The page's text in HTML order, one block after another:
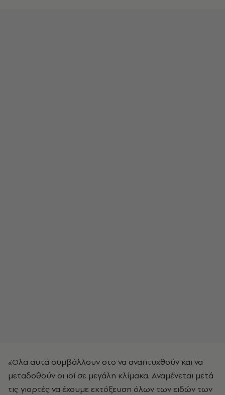
«Όλα αυτά συμβάλλουν στο να αναπτυχθούν και να
μεταδοθούν οι ιοί σε μεγάλη κλίμακα. Αναμένεται μετά
τις γιορτές να έχουμε εκτόξευση όλων των ειδών των